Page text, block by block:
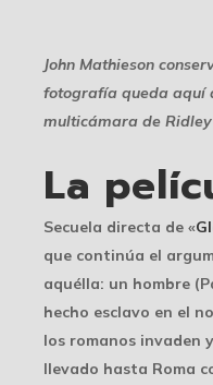
John Mathieson
fotografía queda aquí
multicámara de
La
Secuela directa de «
que continúa el
aquélla: un hombre
hecho esclavo en el
los romanos invaden
llevado hasta Roma